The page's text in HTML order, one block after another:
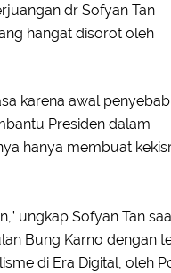
dr Sofyan Tan
hangat disorot oleh
karena awal
Presiden dalam
hanya membuat
ungkap Sofyan Tan
Bung Karno dengan
di Era Digital, oleh